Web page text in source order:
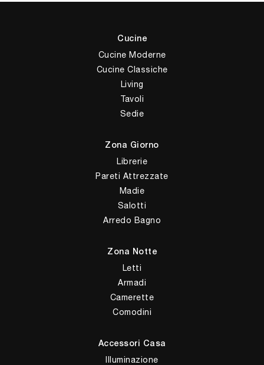
Cucine
Cucine Moderne
Cucine Classiche
Living
Tavoli
Sedie
Zona Giorno
Librerie
Pareti Attrezzate
Madie
Salotti
Arredo Bagno
Zona Notte
Letti
Armadi
Camerette
Comodini
Accessori Casa
Illuminazione